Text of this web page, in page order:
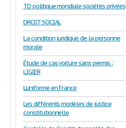
TD politique mondiale sociétés privées
DROIT SOCIAL
La condition juridique de la personne
morale
Étude de cas voiture sans permis :
LIGIER
L’uniforme en France
Les différents modèles de justice
constitutionnelle